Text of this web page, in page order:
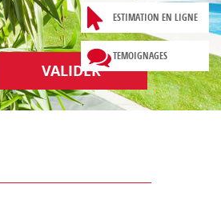
ESTIMATION EN LIGNE
TEMOIGNAGES
VALIDER